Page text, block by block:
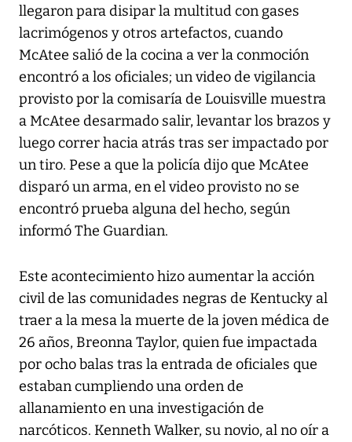
llegaron para disipar la multitud con gases
lacrimógenos y otros artefactos, cuando
McAtee salió de la cocina a ver la conmoción
encontró a los oficiales; un video de vigilancia
provisto por la comisaría de Louisville muestra
a McAtee desarmado salir, levantar los brazos y
luego correr hacia atrás tras ser impactado por
un tiro. Pese a que la policía dijo que McAtee
disparó un arma, en el video provisto no se
encontró prueba alguna del hecho, según
informóThe Guardian.
Este acontecimiento hizo aumentar la acción
civil de las comunidades negras de Kentucky al
traer a la mesa la muerte de la joven médica de
26 años, Breonna Taylor, quien fue impactada
por ocho balas tras la entrada de oficiales que
estaban cumpliendo una orden de
allanamiento en una investigación de
narcóticos. Kenneth Walker, su novio, al no oír a